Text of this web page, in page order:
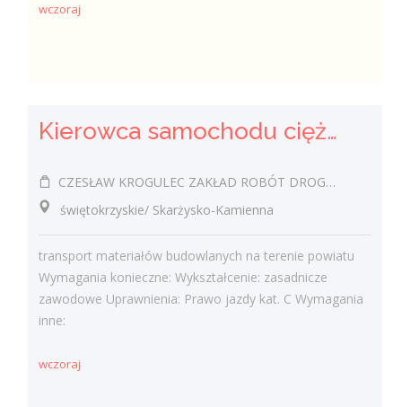
wczoraj
Kierowca samochodu ciężarowego (k/m)
CZESŁAW KROGULEC ZAKŁAD ROBÓT DROGOWYCH "KROGULEC"
świętokrzyskie/ Skarżysko-Kamienna
transport materiałów budowlanych na terenie powiatu
Wymagania konieczne: Wykształcenie: zasadnicze
zawodowe Uprawnienia: Prawo jazdy kat. C Wymagania
inne:
wczoraj